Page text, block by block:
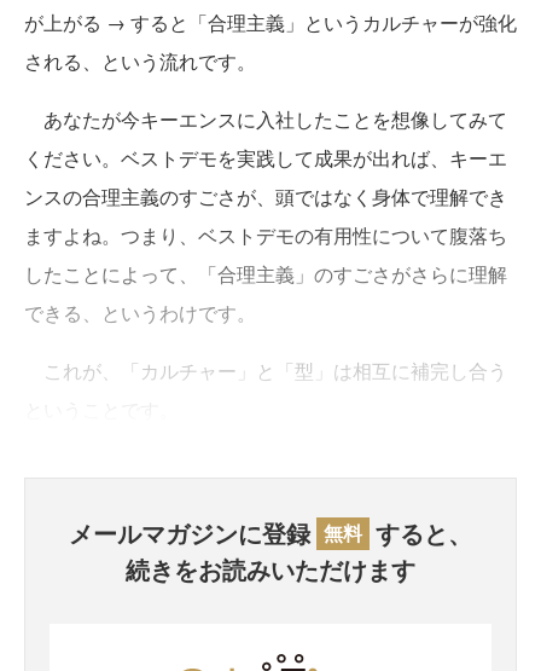
が上がる → すると「合理主義」というカルチャーが強化
される、という流れです。
あなたが今キーエンスに入社したことを想像してみて
ください。ベストデモを実践して成果が出れば、キーエ
ンスの合理主義のすごさが、頭ではなく身体で理解でき
ますよね。つまり、ベストデモの有用性について腹落ち
したことによって、「合理主義」のすごさがさらに理解
できる、というわけです。
これが、「カルチャー」と「型」は相互に補完し合う
メールマガジンに登録 無料 すると、
続きをお読みいただけます